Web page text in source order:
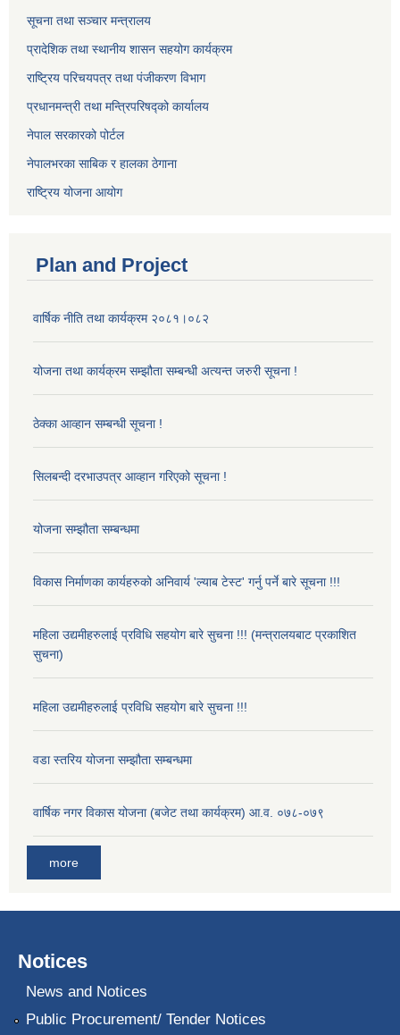
सूचना तथा सञ्चार मन्त्रालय
प्रादेशिक तथा स्थानीय शासन सहयोग कार्यक्रम
राष्ट्रिय परिचयपत्र तथा पंजीकरण विभाग
प्रधानमन्त्री तथा मन्त्रिपरिषद्को कार्यालय
नेपाल सरकारको पोर्टल
नेपालभरका साबिक र हालका ठेगाना
राष्ट्रिय योजना आयोग
Plan and Project
वार्षिक नीति तथा कार्यक्रम २०८१।०८२
योजना तथा कार्यक्रम सम्झौता सम्बन्धी अत्यन्त जरुरी सूचना !
ठेक्का आव्हान सम्बन्धी सूचना !
सिलबन्दी दरभाउपत्र आव्हान गरिएको सूचना !
योजना सम्झौता सम्बन्धमा
विकास निर्माणका कार्यहरुको अनिवार्य 'ल्याब टेस्ट' गर्नु पर्ने बारे सूचना !!!
महिला उद्यमीहरुलाई प्रविधि सहयोग बारे सुचना !!! (मन्त्रालयबाट प्रकाशित
सुचना)
महिला उद्यमीहरुलाई प्रविधि सहयोग बारे सुचना !!!
वडा स्तरिय योजना सम्झौता सम्बन्धमा
वार्षिक नगर विकास योजना (बजेट तथा कार्यक्रम) आ.व. ०७८-०७९
more
Notices
News and Notices
Public Procurement/ Tender Notices